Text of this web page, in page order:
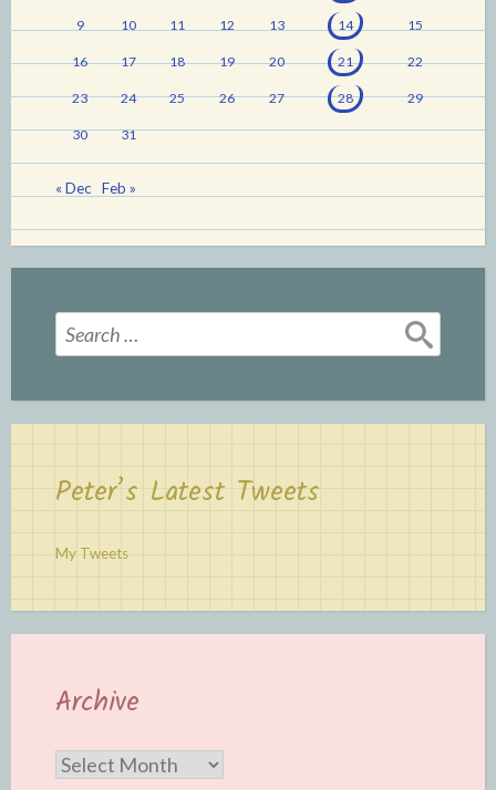
9 10 11 12 13 14 15
16 17 18 19 20 21 22
23 24 25 26 27 28 29
30 31
« Dec Feb »
Search
for:
Peter’s Latest Tweets
My Tweets
Archive
Archive